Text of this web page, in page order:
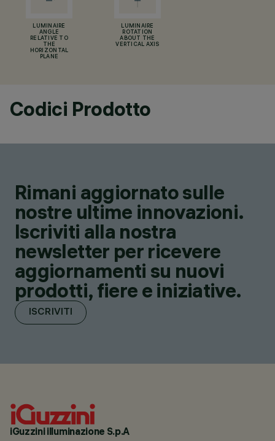
LUMINAIRE
ANGLE
RELATIVE TO
THE
HORIZONTAL
PLANE
LUMINAIRE
ROTATION
ABOUT THE
VERTICAL AXIS
Codici Prodotto
Rimani aggiornato sulle
nostre ultime innovazioni.
Iscriviti alla nostra
newsletter per ricevere
aggiornamenti su nuovi
prodotti, fiere e iniziative.
ISCRIVITI
iGuzzini illuminazione S.p.A